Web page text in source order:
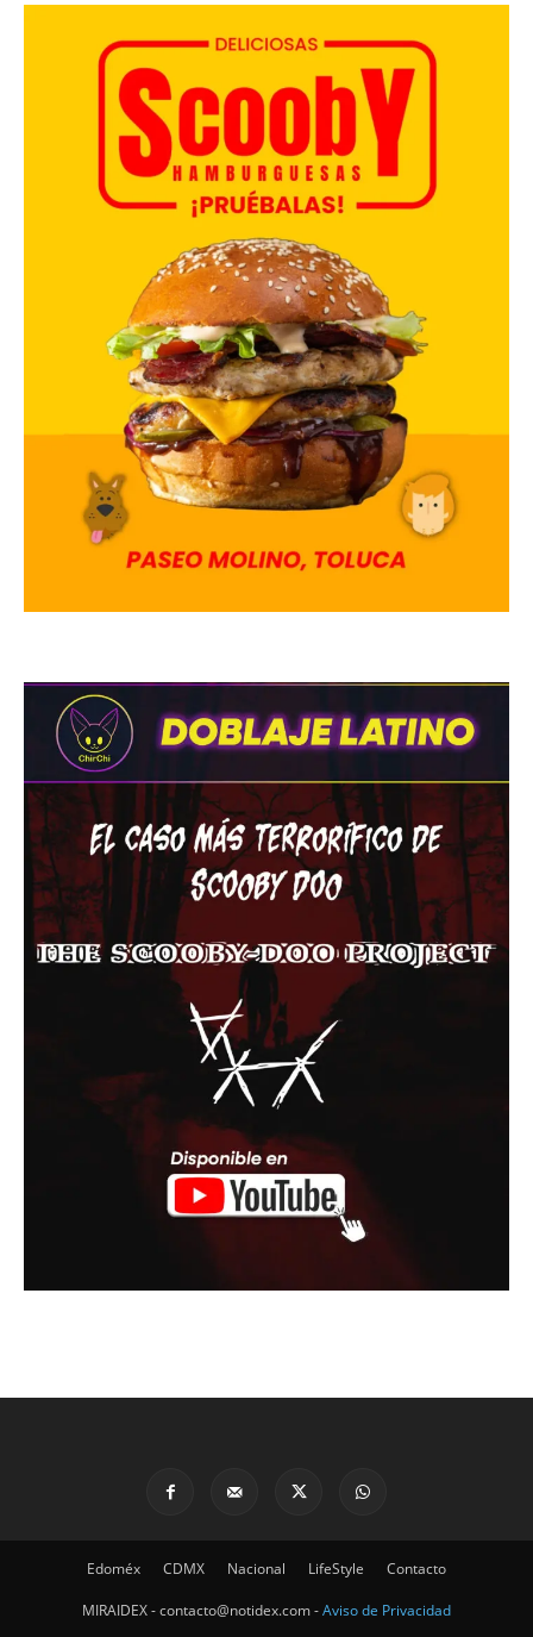
Edoméx CDMX Nacional LifeStyle Contacto
MIRAIDEX - contacto@notidex.com -Aviso de Privacidad